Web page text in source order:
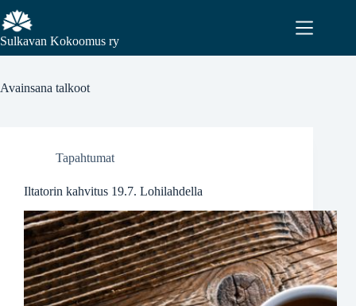
Sulkavan Kokoomus ry
Avainsana talkoot
Tapahtumat
Iltatorin kahvitus 19.7. Lohilahdella